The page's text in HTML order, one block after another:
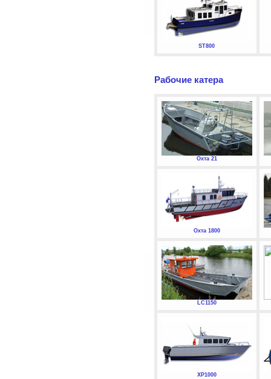
ST800
Рабочие катера
Охта 21
Охта 1800
LC1150
XP1000